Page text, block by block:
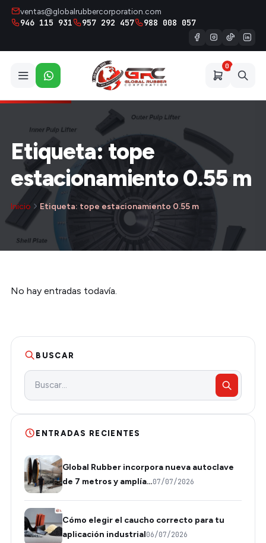
ventas@globalrubbercorporation.com
946 115 931 957 292 457 988 008 057
0
Etiqueta: tope
estacionamiento 0.55 m
Inicio Etiqueta: tope estacionamiento 0.55 m
No hay entradas todavía.
BUSCAR
ENTRADAS RECIENTES
Global Rubber incorpora nueva autoclave
de 7 metros y amplía…07/07/2026
Cómo elegir el caucho correcto para tu
aplicación industrial06/07/2026